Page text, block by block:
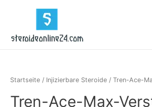
Startseite / Injizierbare Steroide / Tren-Ace-
Tren-Ace-Max-